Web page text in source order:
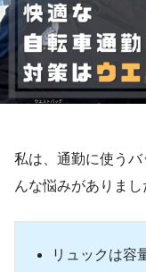
私は、通勤に使う
んな悩みがありまし
リュックは容